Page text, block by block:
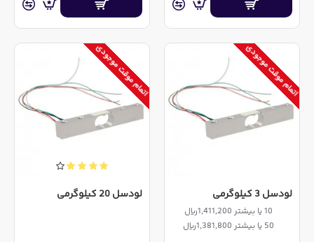
اتمام موقت موجودی
لودسل 3 کیلوگرمی
10 یا بیشتر 1,411,200ریال
50 یا بیشتر 1,381,800ریال
اتمام موقت موجودی
لودسل 20 کیلوگرمی